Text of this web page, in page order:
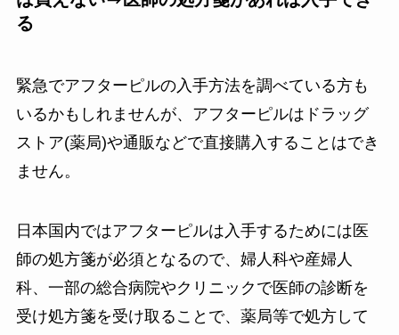
る
緊急でアフターピルの入手方法を調べている方も
いるかもしれませんが、アフターピルはドラッグ
ストア(薬局)や通販などで直接購入することはでき
ません。
日本国内ではアフターピルは入手するためには医
師の処方箋が必須となるので、婦人科や産婦人
科、一部の総合病院やクリニックで医師の診断を
受け処方箋を受け取ることで、薬局等で処方して